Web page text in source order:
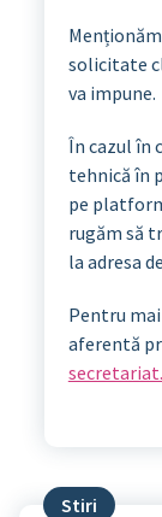
solicitate
va impune.
În cazul în
tehnică în
pe
rugăm să
la adresa
Pentru
aferentă
Stiri